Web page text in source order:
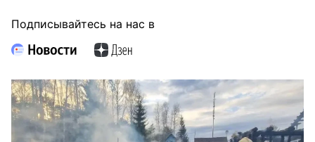
Подписывайтесь на нас в